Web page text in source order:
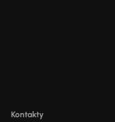
Kontakty